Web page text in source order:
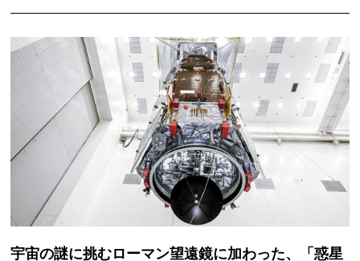
宇宙の謎に挑むローマン望遠鏡に加わった、「惑星